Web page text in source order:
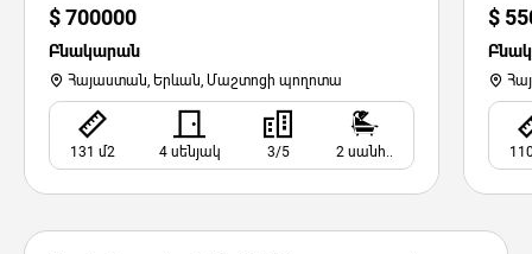
$ 700000
Բնակարան
Հայաստան, Երևան, Մաշտոցի պողոտա
131 մ2 4 սենյակ 3/5 2 սանհ..
$